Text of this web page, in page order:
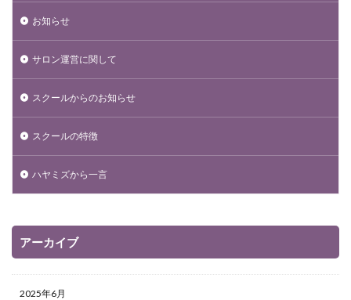
お知らせ
サロン運営に関して
スクールからのお知らせ
スクールの特徴
ハヤミズから一言
アーカイブ
2025年6月